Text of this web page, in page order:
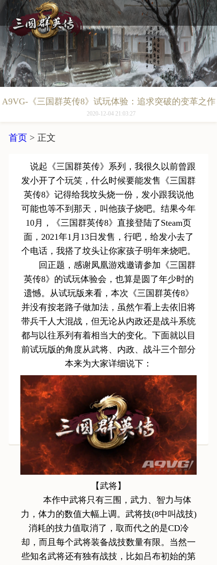
A9VG-《三国群英传8》试玩体验：追求突破的变革之作
2020-12-04 21:03:27
首页> 正文
说起《三国群英传》系列，我很久以前曾跟
发小开了个玩笑，什么时候要能发售《三国群
英传8》记得给我坟头烧一份，发小跟我说他
可能也等不到那天，叫他孩子烧吧。结果今年
10月，《三国群英传8》直接登陆了Steam页
面，2021年1月13日发售，行吧，给发小去了
个电话，我搭了坟头让你家孩子明年来烧吧。
回正题，感谢凤凰游戏邀请参加《三国群
英传8》的试玩体验会，也算是圆了年少时的
遗憾。从试玩版来看，本次《三国群英传8》
并没有按老路子做加法，虽然乍看上去依旧将
带兵千人大混战，但无论从内政还是战斗系统
都与以往系列有着相当大的变化。下面就以目
前试玩版的角度从武将、内政、战斗三个部分
本来为大家详细说下：
【武将】
本作中武将只有三围，武力、智力与体
力，体力的数值大幅上调。武将技(8中叫战技)
消耗的技力值取消了，取而代之的是CD冷
却，而且每个武将装备战技数量有限。当然一
些知名武将还有独有战技，比如吕布初始的第